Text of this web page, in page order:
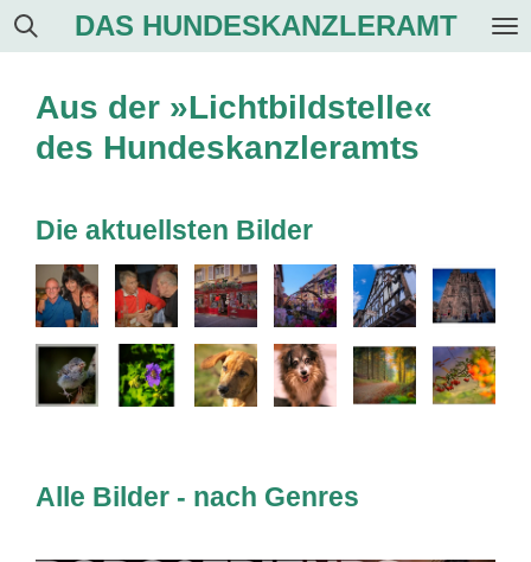
Zum
DAS HUNDESKANZLERAMT
Aus der »Lichtbildstelle«
des Hundeskanzleramts
Die aktuellsten Bilder
Alle Bilder - nach Genres